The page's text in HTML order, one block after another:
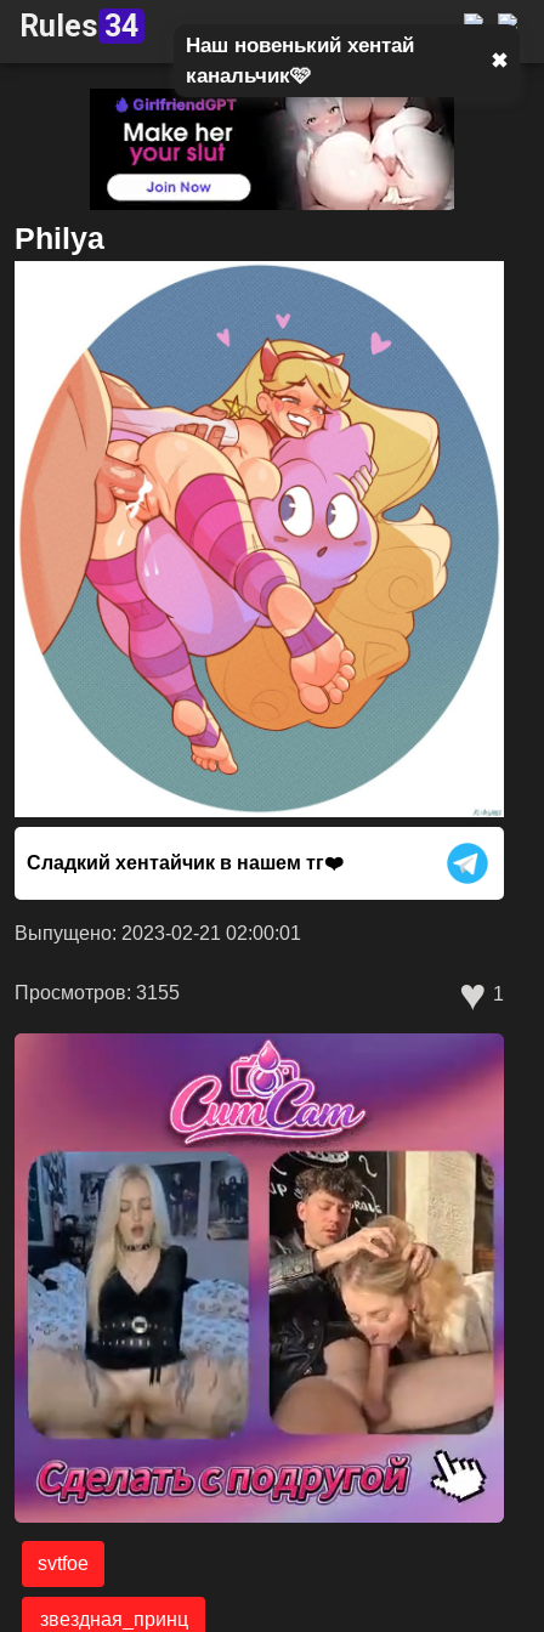
Наш новенький хентай
канальчик🩷
✖
Rules 34
Philya
Сладкий хентайчик в нашем тг❤️
Выпущено: 2023-02-21 02:00:01
Просмотров: 3155 ♥ 1
svtfoe
звездная_принц